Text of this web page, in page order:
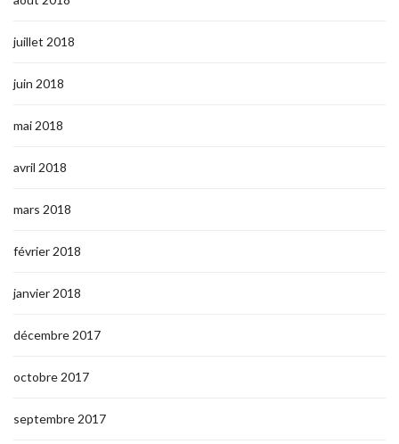
juillet 2018
juin 2018
mai 2018
avril 2018
mars 2018
février 2018
janvier 2018
décembre 2017
octobre 2017
septembre 2017